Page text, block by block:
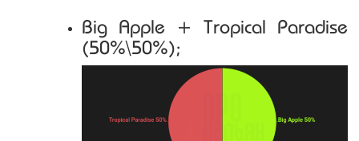
Big Apple + Tropical Paradise
(50%\50%);